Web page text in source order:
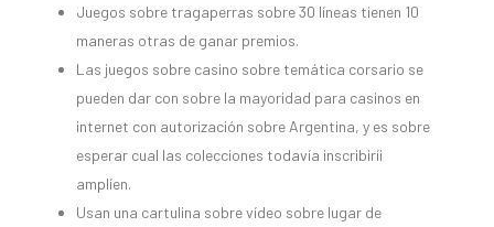
Juegos sobre tragaperras sobre 30 líneas tienen 10
maneras otras de ganar premios.
Las juegos sobre casino sobre temática corsario se
pueden dar con sobre la mayoridad para casinos en
internet con autorización sobre Argentina, y es sobre
esperar cual las colecciones todavía inscribirí¡
amplíen.
Usan una cartulina sobre vídeo sobre lugar de